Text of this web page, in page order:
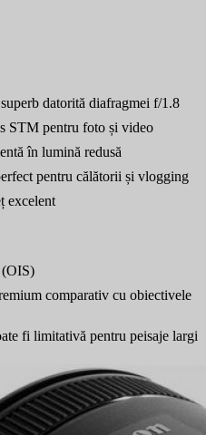
superb datorită diafragmei f/1.8
STM pentru foto și video
în lumină redusă
pentru călătorii și vlogging
excelent
(OIS)
comparativ cu obiectivele
fi limitativă pentru peisaje largi